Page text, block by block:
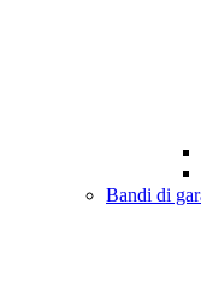
Bandi di